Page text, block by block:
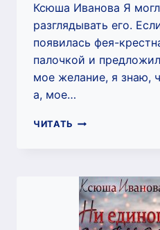
Ксюша Иванова Я
разглядывать его.
появилась фея-
палочкой и
мое желание, я знаю,
а, мое…
ЧИТАТЬ ЛЮБИТЬ